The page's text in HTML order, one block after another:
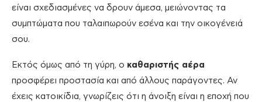
είναι σχεδιασμένες να δρουν άμεσα, μειώνοντας τα
συμπτώματα που ταλαιπωρούν εσένα και την οικογένειά
σου.
Εκτός όμως από τη γύρη, ο καθαριστής αέρα
προσφέρει προστασία και από άλλους παράγοντες. Αν
έχεις κατοικίδια, γνωρίζεις ότι η άνοιξη είναι η εποχή που